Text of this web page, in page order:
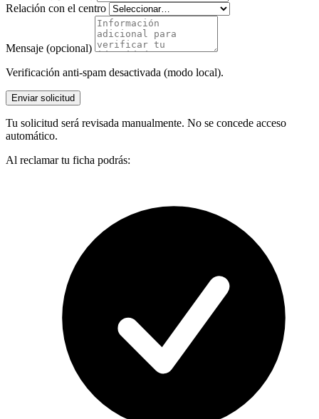
Relación con el centro
Mensaje (opcional)
Verificación anti-spam desactivada (modo local).
Enviar solicitud
Tu solicitud será revisada manualmente. No se concede acceso
automático.
Al reclamar tu ficha podrás: